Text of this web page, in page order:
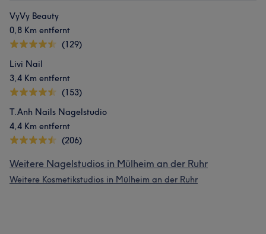
VyVy Beauty
0,8 Km entfernt
(129)
Livi Nail
3,4 Km entfernt
(153)
T.Anh Nails Nagelstudio
4,4 Km entfernt
(206)
Weitere Nagelstudios in Mülheim an der Ruhr
Weitere Kosmetikstudios in Mülheim an der Ruhr